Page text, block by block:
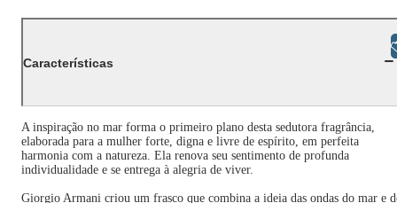
Características
A inspiração no mar forma o primeiro plano desta sedutora fragrância,
elaborada para a mulher forte, digna e livre de espírito, em perfeita
harmonia com a natureza. Ela renova seu sentimento de profunda
individualidade e se entrega à alegria de viver.
Giorgio Armani criou um frasco que combina a ideia das ondas do mar e